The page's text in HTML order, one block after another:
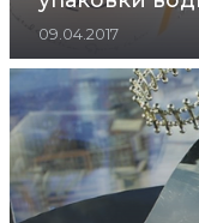
09.04.2017